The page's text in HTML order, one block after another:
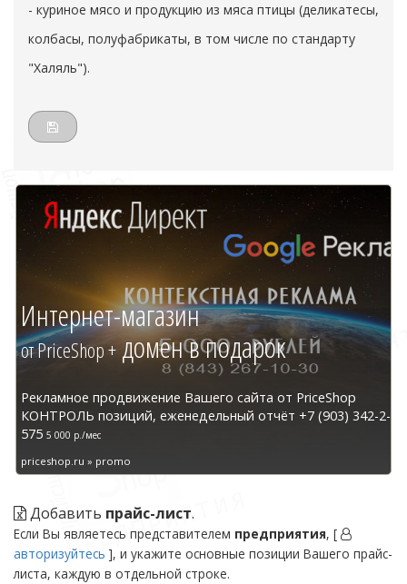
- куриное мясо и продукцию из мяса птицы (деликатесы,
колбасы, полуфабрикаты, в том числе по стандарту
"Халяль").
Интернет-магазин
от PriceShop +домен в подарок
Рекламное продвижение Вашего сайта от PriceShop
КОНТРОЛЬ позиций, еженедельный отчёт +7 (903) 342-2-
575 5 000 р./мес
priceshop.ru » promo
Добавить прайс-лист.
Если Вы являетесь представителем предприятия, [
авторизуйтесь ], и укажите основные позиции Вашего прайс-
листа, каждую в отдельной строке.